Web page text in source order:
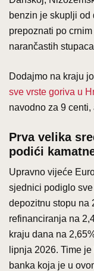
benzin je skuplji od
prepoznati po
narančastih
Dodajmo na kraju
sve vrste goriva u
navodno za 9
Prva velika
podići
Upravno vijeće
sjednici podiglo
depozitnu stopu na
refinanciranja na
kraju dana na
lipnja 2026. Time
banka koja je u